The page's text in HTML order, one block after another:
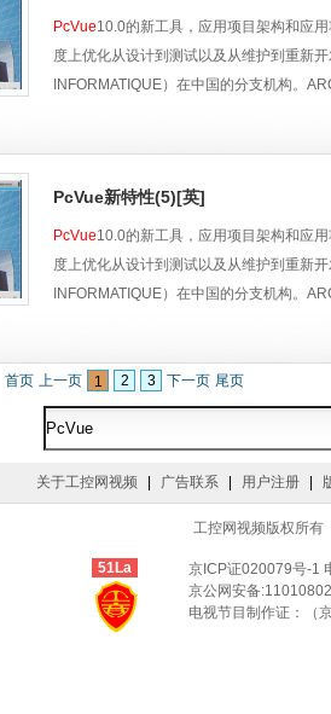
PcVue10.0的新工具，应用项目架构和应
度上优化从设计到测试以及从维护到重新
INFORMATIQUE）在中国的分支机构。
PcVue新特性(5)[英]
PcVue10.0的新工具，应用项目架构和应
度上优化从设计到测试以及从维护到重新
INFORMATIQUE）在中国的分支机构。
首页 上一页 1 2 3 下一页 尾页
关于工控网视频 广告联系 用户注册
工控网视频版权所
51La 京ICP证020079号-1
京公网安备
电视节目制作证：（